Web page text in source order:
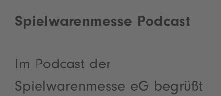
Spielwarenmesse Podcast
Im Podcast der
Spielwarenmesse eG begrüßt